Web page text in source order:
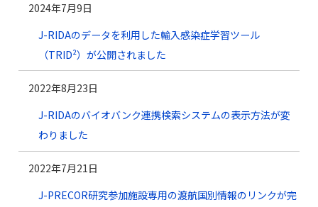
2024年7月9日
J-RIDAのデータを利用した輸入感染症学習ツール
（TRID²）が公開されました
2022年8月23日
J-RIDAのバイオバンク連携検索システムの表示方法が変
わりました
2022年7月21日
J-PRECOR研究参加施設専用の渡航国別情報のリンクが完